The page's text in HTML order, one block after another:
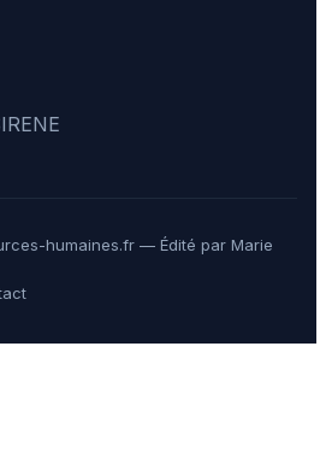
humaines.fr — Édité par Marie